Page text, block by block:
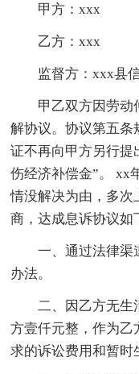
甲方：xxx
乙方：xxx
监督方：xxx县
甲乙双方因劳动
解协议。协议第五条
证不再向甲方另行提
伤经济补偿金”。 xx
情没解决为由，多次
商，达成息诉协议如
一、通过法律渠
办法。
二、因乙方无生
方壹仟元整，作为乙
求的诉讼费用和暂时